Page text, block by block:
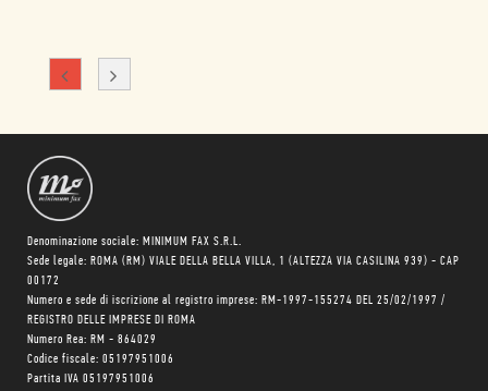
Denominazione sociale: MINIMUM FAX S.R.L.
Sede legale: ROMA (RM) VIALE DELLA BELLA VILLA, 1 (ALTEZZA VIA CASILINA 939) - CAP
00172
Numero e sede di iscrizione al registro imprese: RM-1997-155274 DEL 25/02/1997 /
REGISTRO DELLE IMPRESE DI ROMA
Numero Rea: RM - 864029
Codice fiscale: 05197951006
Partita IVA 05197951006